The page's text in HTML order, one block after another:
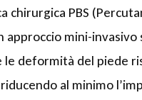
chirurgica PBS
approccio mini-
le deformità del piede
al minimo